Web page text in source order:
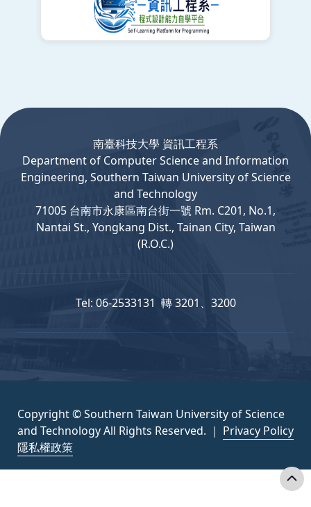
南臺科技大學 資訊工程系
Departmentof ComputerScience and Information
Engineering, Southern Taiwan University of Science
and Technology
71005 台南市永康區南台街一號 Rm. C201, No.1,
Nantai St., Yongkang Dist., Tainan City, Taiwan
(R.O.C.)
Tel: 06-2533131 轉 3201、3200
Copyright © Southern Taiwan University of Science
and Technology All Rights Reserved. ｜ Privacy Policy
隱私權政策